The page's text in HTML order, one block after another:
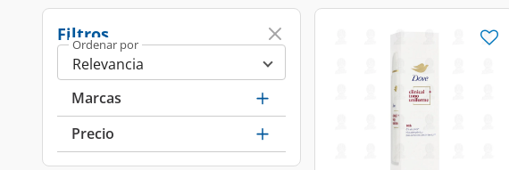
Filtros
Ordenar por
Marcas
Precio